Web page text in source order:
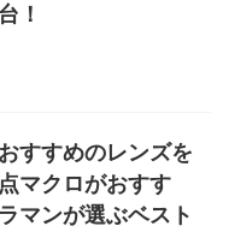
！
すすめのレンズを
マクロがおすす
マンが選ぶベスト